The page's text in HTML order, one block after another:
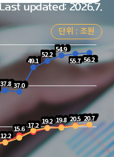
Last updated: 2026.7.
단위 : 조원
and values.
12.2
12.2
15.6
15.6
17.2
17.2
19.2
19.2 19.8
19.8 20.5
20.5 20.7
20.7
37.8
37.8 37.0
37.0
49.1
49.1
52.2
52.2
54.9
54.9
55.7
55.7 56.2
56.2